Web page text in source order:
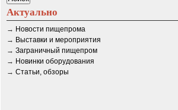
Актуально
→ Новости пищепрома
→ Выставки и мероприятия
→ Заграничный пищепром
→ Новинки оборудования
→ Статьи, обзоры